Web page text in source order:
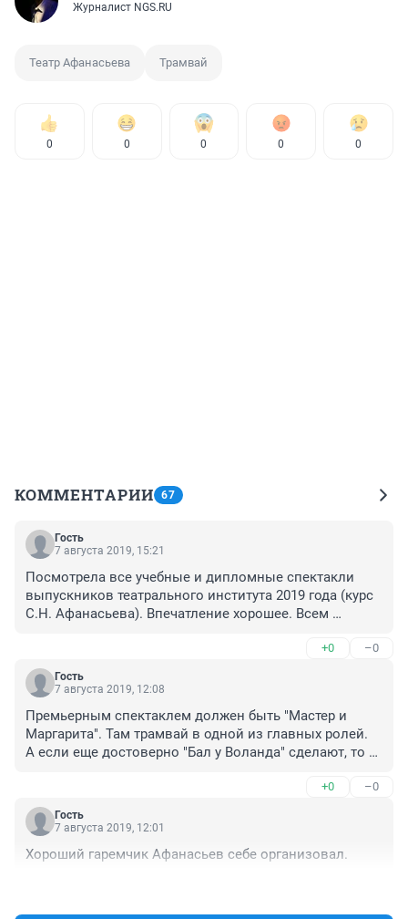
Журналист NGS.RU
Театр Афанасьева Трамвай
0 0 0 0 0
КОММЕНТАРИИ 67
Гость
7 августа 2019, 15:21
Посмотрела все учебные и дипломные спектакли
выпускников театрального института 2019 года (курс
С.Н. Афанасьева). Впечатление хорошее. Всем
+0 –0
Гость
7 августа 2019, 12:08
Премьерным спектаклем должен быть "Мастер и
Маргарита". Там трамвай в одной из главных ролей.
А если еще достоверно "Бал у Воланда" сделают, то
+0 –0
Гость
7 августа 2019, 12:01
Хороший гаремчик Афанасьев себе организовал.